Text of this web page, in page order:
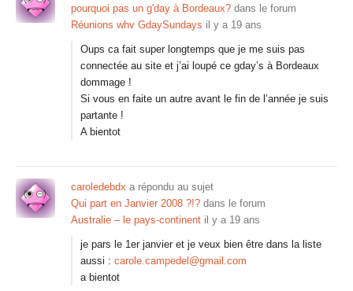
pourquoi pas un g'day à Bordeaux? dans le forum
Réunions whv GdaySundays il y a 19 ans
Oups ca fait super longtemps que je me suis pas
connectée au site et j’ai loupé ce gday’s à Bordeaux
dommage !
Si vous en faite un autre avant le fin de l’année je suis
partante !
A bientot
caroledebdx a répondu au sujet
Qui part en Janvier 2008 ?!? dans le forum
Australie – le pays-continent il y a 19 ans
je pars le 1er janvier et je veux bien être dans la liste
aussi : carole.campedel@gmail.com
a bientot